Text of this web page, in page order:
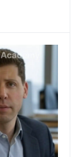
d’OpenAI